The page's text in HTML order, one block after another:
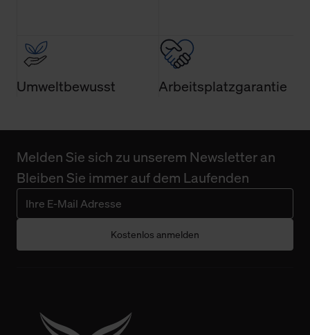
Umweltbewusst Arbeitsplatzgarantie
Melden Sie sich zu unserem Newsletter an
Bleiben Sie immer auf dem Laufenden
Kostenlos anmelden